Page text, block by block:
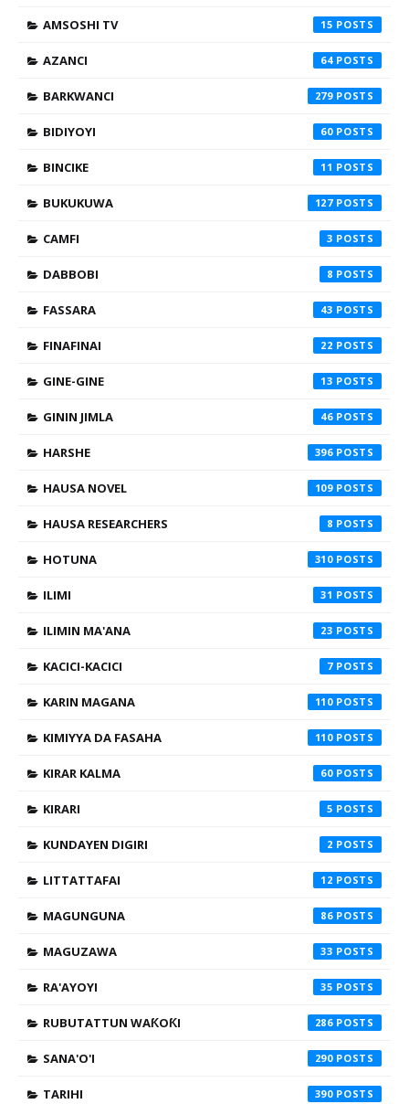
AMSOSHI TV 15
AZANCI 64
BARKWANCI 279
BIDIYOYI 60
BINCIKE 11
BUKUKUWA 127
CAMFI 3
DABBOBI 8
FASSARA 43
FINAFINAI 22
GINE-GINE 13
GININ JIMLA 46
HARSHE 396
HAUSA NOVEL 109
HAUSA RESEARCHERS 8
HOTUNA 310
ILIMI 31
ILIMIN MA'ANA 23
KACICI-KACICI 7
KARIN MAGANA 110
KIMIYYA DA FASAHA 110
KIRAR KALMA 60
KIRARI 5
KUNDAYEN DIGIRI 2
LITTATTAFAI 12
MAGUNGUNA 86
MAGUZAWA 33
RA'AYOYI 35
RUBUTATTUN WAƘOƘI 286
SANA'O'I 290
TARIHI 390